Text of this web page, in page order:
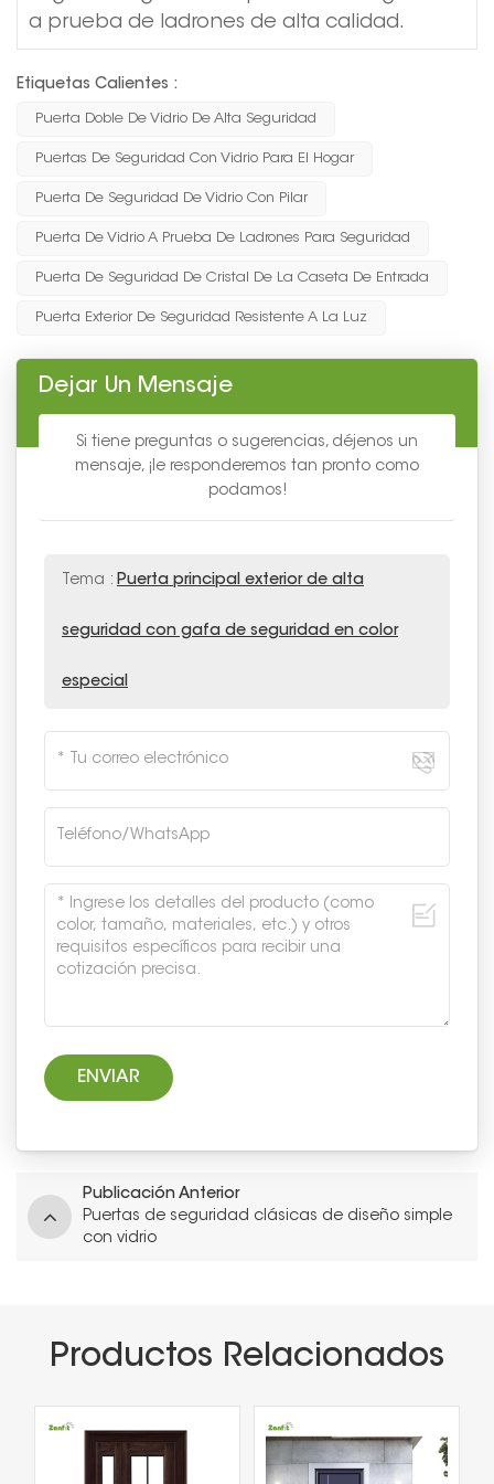
a prueba de ladrones de alta calidad.
Etiquetas Calientes :
Puerta Doble De Vidrio De Alta Seguridad
Puertas De Seguridad Con Vidrio Para El Hogar
Puerta De Seguridad De Vidrio Con Pilar
Puerta De Vidrio A Prueba De Ladrones Para Seguridad
Puerta De Seguridad De Cristal De La Caseta De Entrada
Puerta Exterior De Seguridad Resistente A La Luz
Dejar Un Mensaje
Si tiene preguntas o sugerencias, déjenos un
mensaje, ¡le responderemos tan pronto como
podamos!
Tema : Puerta principal exterior de alta
seguridad con gafa de seguridad en color
especial
Publicación Anterior
Puertas de seguridad clásicas de diseño simple
con vidrio
Productos Relacionados